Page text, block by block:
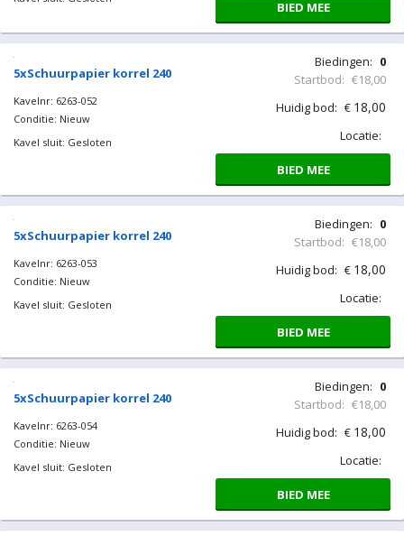
Telescopische ladder
2,6meter
Kavelnr: 6263-030
Conditie: Nieuw
Kavel sluit: Gesloten
Biedingen: 0
Startbod: €75,00
75,00
Locatie:
BIED MEE
5xSchuurpapier korrel 240
Kavelnr: 6263-052
Conditie: Nieuw
Kavel sluit: Gesloten
Biedingen: 0
Startbod: €18,00
18,00
Locatie:
BIED MEE
5xSchuurpapier korrel 240
Kavelnr: 6263-053
Conditie: Nieuw
Kavel sluit: Gesloten
Biedingen: 0
Startbod: €18,00
18,00
Locatie:
BIED MEE
Biedingen: 0